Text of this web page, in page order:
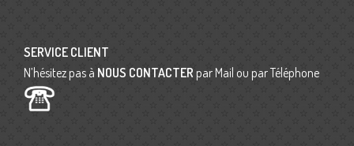
SERVICE CLIENT
N’hésitez pas à NOUS CONTACTER par Mail ou par Téléphone